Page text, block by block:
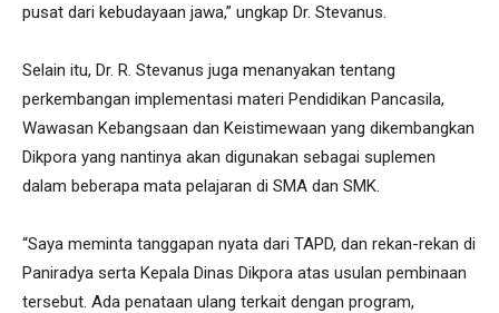
pusat dari kebudayaan jawa,” ungkap Dr. Stevanus.
Selain itu, Dr. R. Stevanus juga menanyakan tentang
perkembangan implementasi materi Pendidikan Pancasila,
Wawasan Kebangsaan dan Keistimewaan yang dikembangkan
Dikpora yang nantinya akan digunakan sebagai suplemen
dalam beberapa mata pelajaran di SMA dan SMK.
“Saya meminta tanggapan nyata dari TAPD, dan rekan-rekan di
Paniradya serta Kepala Dinas Dikpora atas usulan pembinaan
tersebut. Ada penataan ulang terkait dengan program,